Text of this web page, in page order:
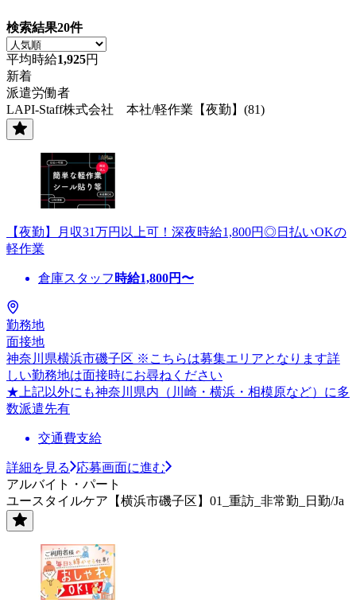
検索結果20件
平均時給1,925円
新着
派遣労働者
LAPI-Staff株式会社 本社/軽作業【夜勤】(81)
【夜勤】月収31万円以上可！深夜時給1,800円◎日払いOKの
軽作業
倉庫スタッフ 時給1,800円〜
勤務地
面接地
神奈川県横浜市磯子区 ※こちらは募集エリアとなります詳
しい勤務地は面接時にお尋ねください
★上記以外にも神奈川県内（川崎・横浜・相模原など）に多
数派遣先有
交通費支給
詳細を見る
応募画面に進む
アルバイト・パート
ユースタイルケア【横浜市磯子区】01_重訪_非常勤_日勤/Ja